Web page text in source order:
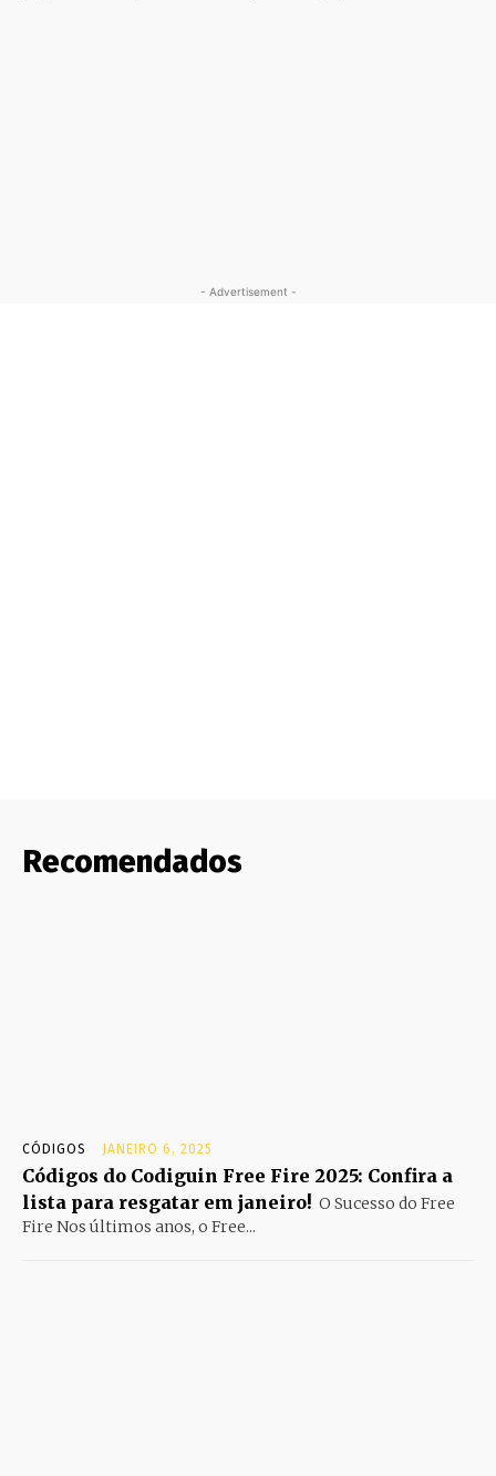
- Advertisement -
Recomendados
CÓDIGOS JANEIRO 6, 2025
Códigos do Codiguin Free Fire 2025: Confira a
lista para resgatar em janeiro! O Sucesso do Free
Fire Nos últimos anos, o Free...